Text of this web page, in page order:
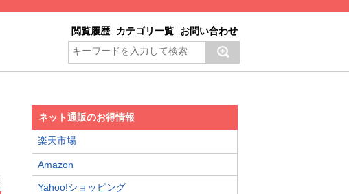
閲覧履歴 カテゴリ一覧 お問い合わせ
ネット通販のお得情報
楽天市場
Amazon
Yahoo!ショッピング